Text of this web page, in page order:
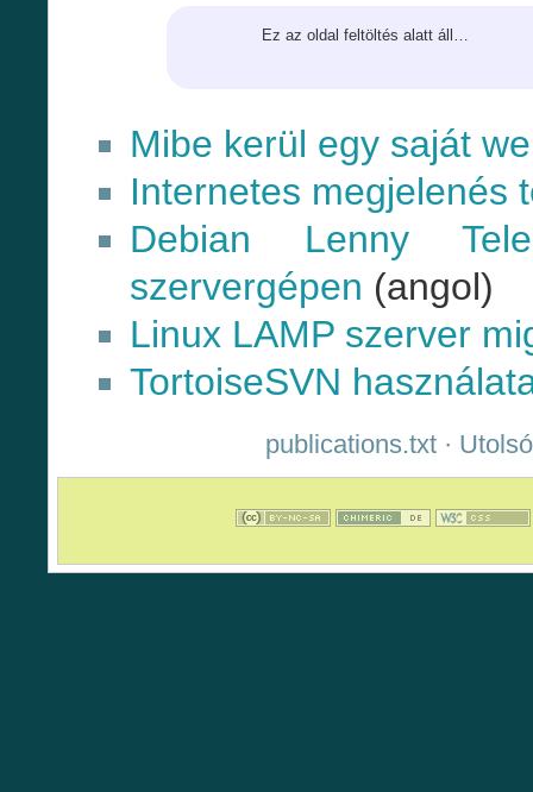
Ez az oldal feltöltés alatt áll…
Mibe kerül egy saját
Internetes megjelenés
Debian Lenny
szervergépen (angol)
Linux LAMP szerver
TortoiseSVN
publications.txt·